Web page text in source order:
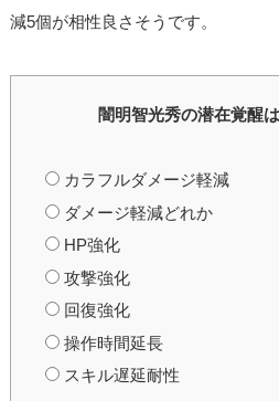
減5個が相性良さそうです。
闇明智光秀の潜在覚醒
カラフルダメージ軽減
ダメージ軽減どれか
HP強化
攻撃強化
回復強化
操作時間延長
スキル遅延耐性